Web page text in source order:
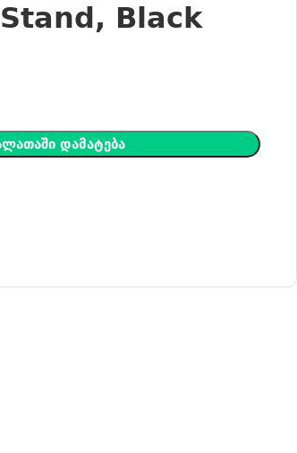
Black
Დამატება